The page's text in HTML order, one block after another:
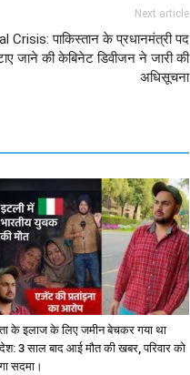
Next article
पाकिस्तान के प्रधानमंत्री पद
जाने की केबिनेट डिवीजन ने जारी की
अधिसूचना
के इलाज के लिए जमीन बेचकर गया था
3 साल बाद आई मौत की खबर, परिवार को
सदमा।